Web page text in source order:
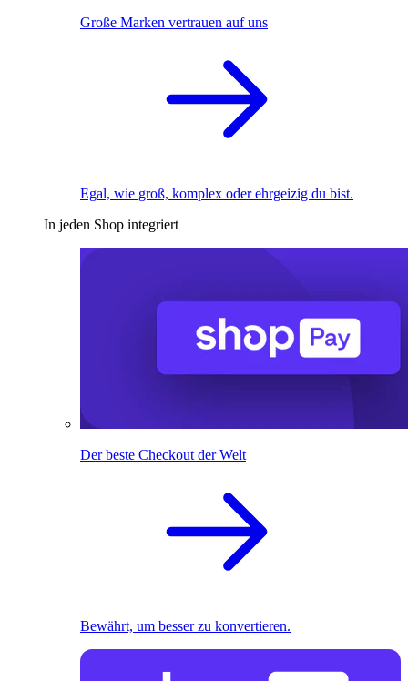
Große Marken vertrauen auf uns
Egal, wie groß, komplex oder ehrgeizig du bist.
In jeden Shop integriert
Der beste Checkout der Welt
Bewährt, um besser zu konvertieren.